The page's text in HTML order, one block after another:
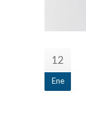
12
Ene